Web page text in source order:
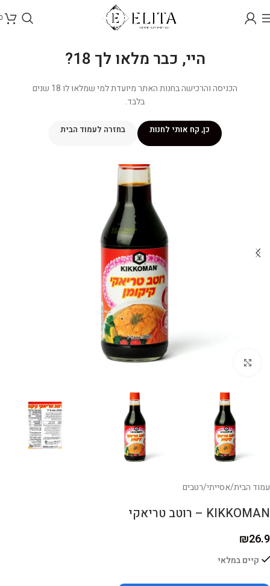
היי, כבר מלאו לך 18?
הכניסה והרכישה בחנות האתר מיועדת למי שמלאו לו 18 שנים
בלבד.
כן, קח אותי לחנות בחזרה לעמוד הבית
עמוד הבית/אסייתי/רטבים
KIKKOMAN – רוטב טריאקי
₪26.9
קיים במלאי